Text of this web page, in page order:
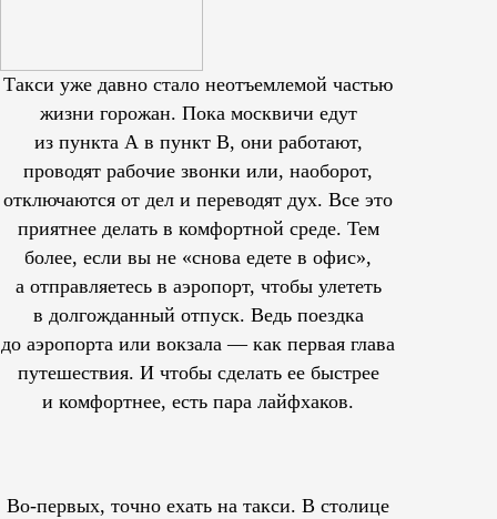
Такси уже давно стало неотъемлемой частью
жизни горожан. Пока москвичи едут
из пункта А в пункт В, они работают,
проводят рабочие звонки или, наоборот,
отключаются от дел и переводят дух. Все это
приятнее делать в комфортной среде. Тем
более, если вы не «снова едете в офис»,
а отправляетесь в аэропорт, чтобы улететь
в долгожданный отпуск. Ведь поездка
до аэропорта или вокзала — как первая глава
путешествия. И чтобы сделать ее быстрее
и комфортнее, есть пара лайфхаков.
Во-первых, точно ехать на такси. В столице